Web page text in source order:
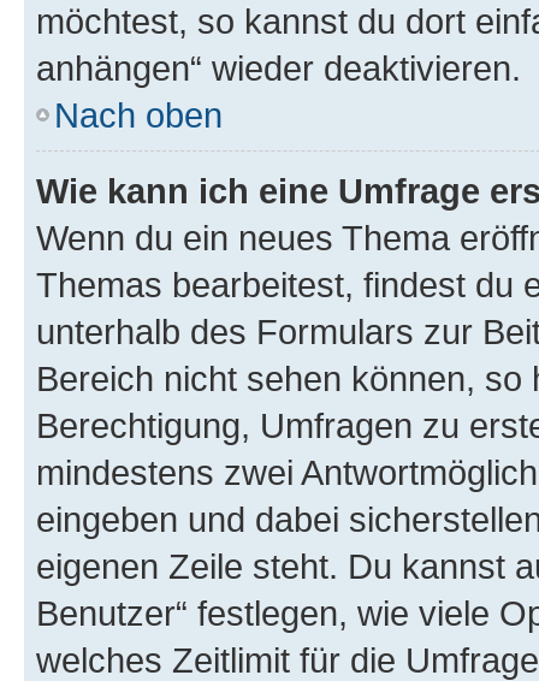
möchtest, so kannst du dort
anhängen“ wieder deaktivieren.
Nach oben
Wie kann ich eine Umfrage
Wenn du ein neues Thema
Themas bearbeitest, findest du
unterhalb des Formulars zur
Bereich nicht sehen können,
Berechtigung, Umfragen zu
mindestens zwei
eingeben und dabei
eigenen Zeile steht. Du kannst
Benutzer“ festlegen, wie viele
welches Zeitlimit für die